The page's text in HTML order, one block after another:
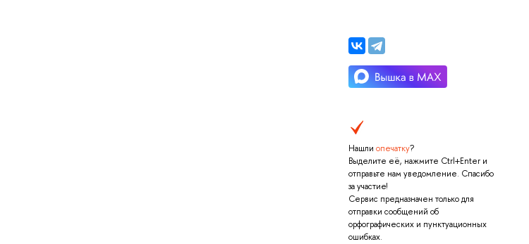
Нашли опечатку?
Выделите её, нажмите Ctrl+Enter и
отправьте нам уведомление. Спасибо
за участие!
Сервис предназначен только для
отправки сообщений об
орфографических и пунктуационных
ошибках.